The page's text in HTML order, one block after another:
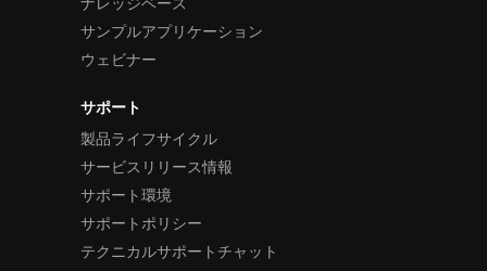
サンプルアプリケーション
ウェビナー
サポート
製品ライフサイクル
サービスリリース情報
サポート環境
サポートポリシー
テクニカルサポートチャット